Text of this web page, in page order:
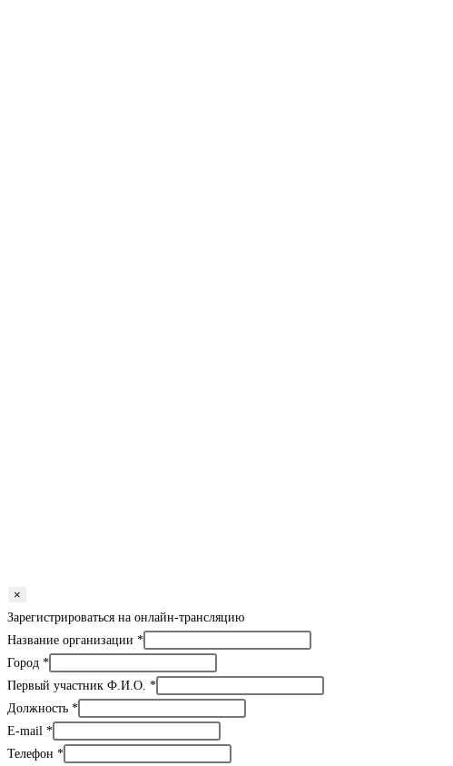
×
Зарегистрироваться на онлайн-трансляцию
Название организации *
Город *
Первый участник Ф.И.О. *
Должность *
E-mail *
Телефон *